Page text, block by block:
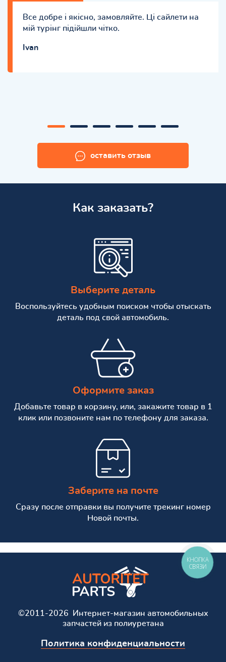
Все добре і якісно, замовляйте. Ці сайлети на
мій турінг підійшли чітко.
Ivan
оставить отзыв
Как заказать?
Выберите деталь
Воспользуйтесь удобным поиском чтобы отыскать
деталь под свой автомобиль.
Оформите заказ
Добавьте товар в корзину, или, закажите товар в 1
клик или позвоните нам по телефону для заказа.
Заберите на почте
Сразу после отправки вы получите трекинг номер
Новой почты.
©2011-2026 Интернет-магазин автомобильных
запчастей из полиуретана
Политика конфиденциальности
КНОПКА
СВЯЗИ